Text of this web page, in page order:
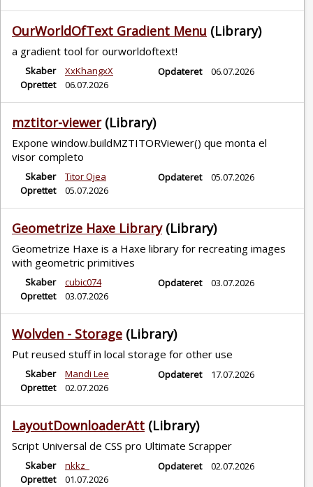
OurWorldOfText Gradient Menu (Library)
a gradient tool for ourworldoftext!
Skaber
XxKhangxX
Oprettet
06.07.2026
Opdateret 06.07.2026
mztitor-viewer (Library)
Expone window.buildMZTITORViewer() que monta el
visor completo
Skaber
Titor Ojea
Oprettet
05.07.2026
Opdateret 05.07.2026
Geometrize Haxe Library (Library)
Geometrize Haxe is a Haxe library for recreating images
with geometric primitives
Skaber
cubic074
Oprettet
03.07.2026
Opdateret 03.07.2026
Wolvden - Storage (Library)
Put reused stuff in local storage for other use
Skaber
Mandi Lee
Oprettet
02.07.2026
Opdateret 17.07.2026
LayoutDownloaderAtt (Library)
Script Universal de CSS pro Ultimate Scrapper
Skaber
nkkz_
Oprettet
01.07.2026
Opdateret 02.07.2026